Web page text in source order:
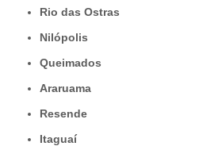
Rio das Ostras
Nilópolis
Queimados
Araruama
Resende
Itaguaí